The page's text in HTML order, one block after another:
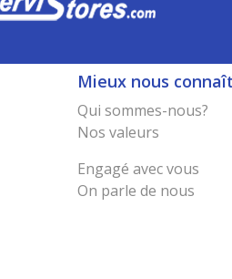
Mieux nous
Qui sommes-nous?
Nos valeurs
Engagé avec vous
On parle de nous